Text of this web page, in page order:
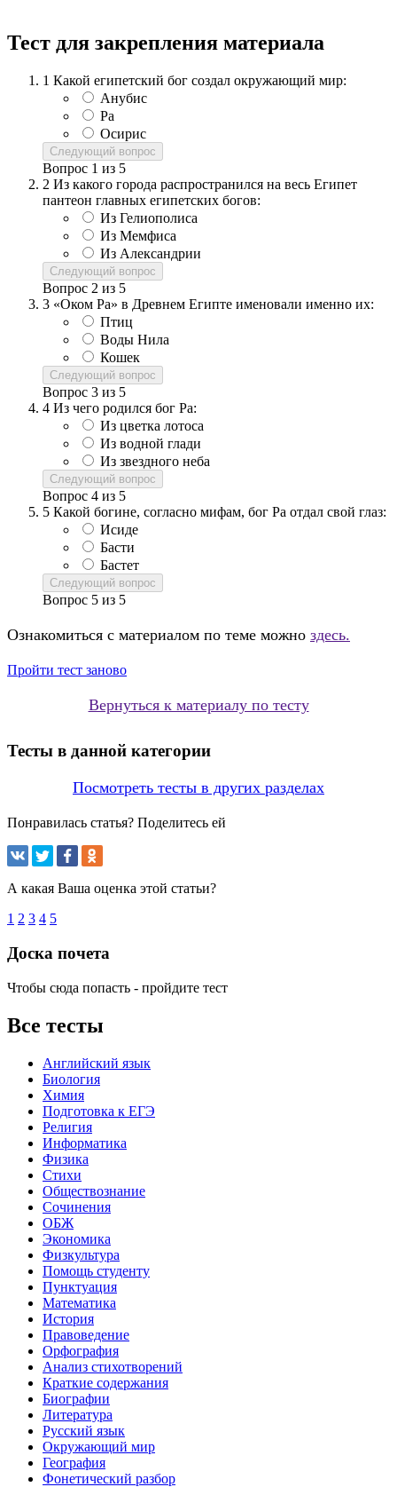
Тест для закрепления материала
1 Какой египетский бог создал окружающий мир:
Анубис
Ра
Осирис
Следующий вопрос
Вопрос 1 из 5
2 Из какого города распространился на весь Египет
пантеон главных египетских богов:
Из Гелиополиса
Из Мемфиса
Из Александрии
Следующий вопрос
Вопрос 2 из 5
3 «Оком Ра» в Древнем Египте именовали именно их:
Птиц
Воды Нила
Кошек
Следующий вопрос
Вопрос 3 из 5
4 Из чего родился бог Ра:
Из цветка лотоса
Из водной глади
Из звездного неба
Следующий вопрос
Вопрос 4 из 5
5 Какой богине, согласно мифам, бог Ра отдал свой глаз:
Исиде
Басти
Бастет
Следующий вопрос
Вопрос 5 из 5
Ознакомиться с материалом по теме можно здесь.
Пройти тест заново
Вернуться к материалу по тесту
Тесты в данной категории
Посмотреть тесты в других разделах
Понравилась статья? Поделитесь ей
А какая Ваша оценка этой статьи?
1 2 3 4 5
Доска почета
Чтобы сюда попасть - пройдите тест
Все тесты
Английский язык
Биология
Химия
Подготовка к ЕГЭ
Религия
Информатика
Физика
Стихи
Обществознание
Сочинения
ОБЖ
Экономика
Физкультура
Помощь студенту
Пунктуация
Математика
История
Правоведение
Орфография
Анализ стихотворений
Краткие содержания
Биографии
Литература
Русский язык
Окружающий мир
География
Фонетический разбор